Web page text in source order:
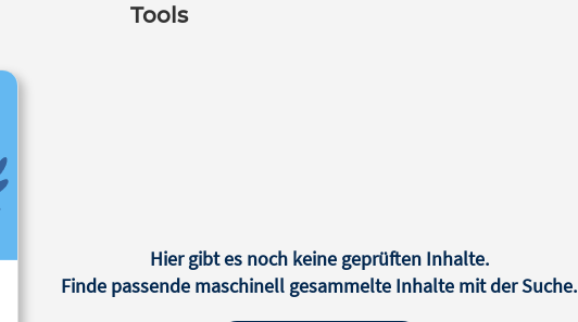
Tools
Hier gibt es noch keine geprüften Inhalte.
Finde passende maschinell gesammelte Inhalte mit der Suche.